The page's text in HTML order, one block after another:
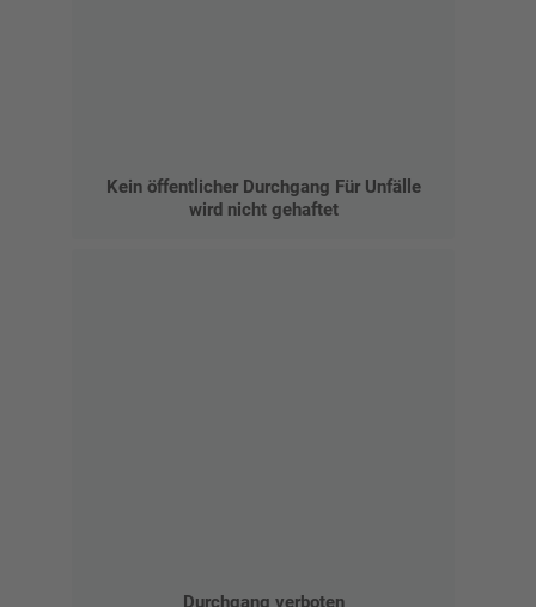
Kein öffentlicher Durchgang Für Unfälle
wird nicht gehaftet
Durchgang verboten